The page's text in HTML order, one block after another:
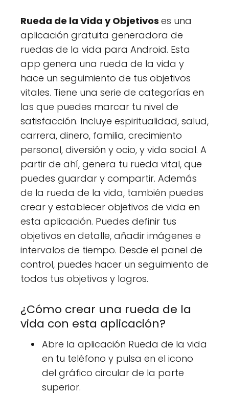
Rueda de la Vida y Objetivos es una
aplicación gratuita generadora de
ruedas de la vida para Android. Esta
app genera una rueda de la vida y
hace un seguimiento de tus objetivos
vitales. Tiene una serie de categorías en
las que puedes marcar tu nivel de
satisfacción. Incluye espiritualidad, salud,
carrera, dinero, familia, crecimiento
personal, diversión y ocio, y vida social. A
partir de ahí, genera tu rueda vital, que
puedes guardar y compartir. Además
de la rueda de la vida, también puedes
crear y establecer objetivos de vida en
esta aplicación. Puedes definir tus
objetivos en detalle, añadir imágenes e
intervalos de tiempo. Desde el panel de
control, puedes hacer un seguimiento de
todos tus objetivos y logros.
¿Cómo crear una rueda de la
vida con esta aplicación?
Abre la aplicación Rueda de la vida
en tu teléfono y pulsa en el icono
del gráfico circular de la parte
superior.